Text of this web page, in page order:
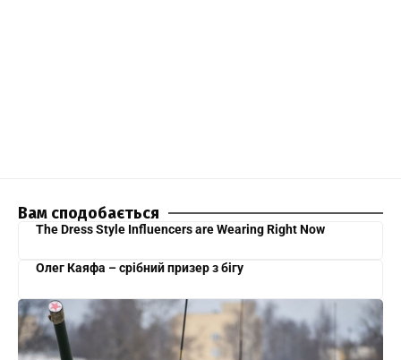
Вам сподобається
The Dress Style Influencers are Wearing Right Now
Олег Каяфа – срібний призер з бігу